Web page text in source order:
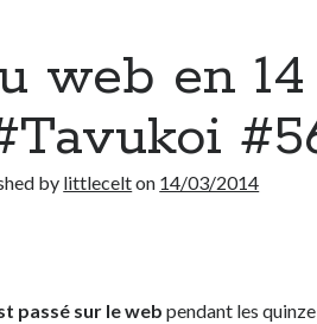
web en
by littlecelton 14/03/2014
passé sur le web pendant les